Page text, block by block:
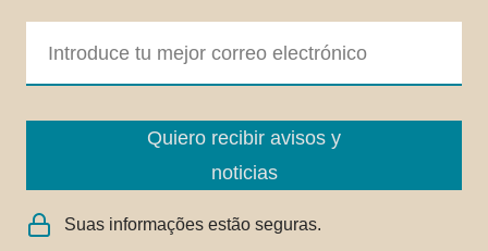
Quiero recibir avisos y
noticias
Suas informações estão seguras.